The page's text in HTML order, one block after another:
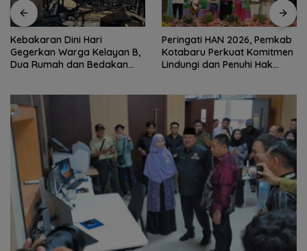
Peringati HAN 2026, Pemkab
Kotabaru Perkuat Komitmen
Lindungi dan Penuhi Hak
Jaga Kondusivitas HSS,
Intelkam Polda Kalsel Dorong
Persatuan dan Musyawarah